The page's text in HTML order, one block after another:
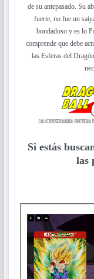
de su antepasado. Su
fuerte, no fue un
bondadoso y es lo
comprende que debe
las Esferas del
Si estás
las